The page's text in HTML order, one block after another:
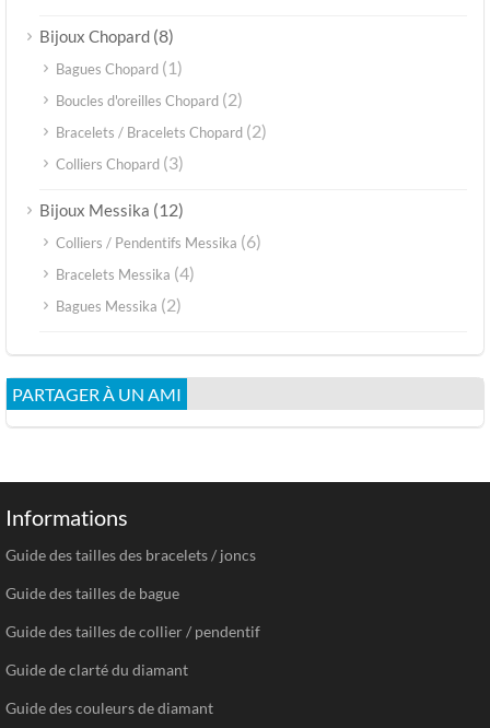
Bijoux Chopard (8)
Bagues Chopard (1)
Boucles d'oreilles Chopard (2)
Bracelets / Bracelets Chopard (2)
Colliers Chopard (3)
Bijoux Messika (12)
Colliers / Pendentifs Messika (6)
Bracelets Messika (4)
Bagues Messika (2)
PARTAGER À UN AMI
Informations
Guide des tailles des bracelets / joncs
Guide des tailles de bague
Guide des tailles de collier / pendentif
Guide de clarté du diamant
Guide des couleurs de diamant